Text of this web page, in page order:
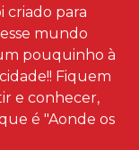
criado para
mundo
pouquinho à
Fiquem
e conhecer,
é "Aonde os